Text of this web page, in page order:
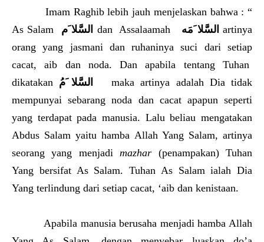
Imam Raghib lebih jauh menjelaskan bahwa : “
As Salam السَّلا َم dan Assalaamah السَّلاَمَه
artinya
orang yang jasmani dan ruhaninya suci dari setiap
cacat, aib dan noda. Dan apabila tentang Tuhan
dikatakan
maka artinya adalah Dia tidak
mempunyai sebarang noda dan cacat apapun seperti
yang terdapat pada manusia. Lalu beliau mengatakan
Abdus Salam yaitu hamba Allah Yang Salam, artinya
seorang yang menjadimazhar (penampakan) Tuhan
Yang bersifat As Salam. Tuhan As Salam ialah Dia
Yang terlindung dari setiap cacat, ‘aib dan kenistaan.
Apabila manusia berusaha menjadi hamba Allah